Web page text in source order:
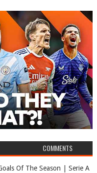
COMMENTS
Of The Season | Serie A